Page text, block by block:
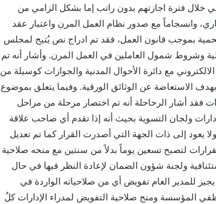
خلال فترة اجازتهم بدون راتب إما بشكل الزامي من
وانسجاماً مع صدور نظام العمل المرن واعتبار عقد
بموجب قانون العمل، فقد تم ادراج نص يُتيح لمجلس
وشروط شمول العاملين في العمل المرن. وأشار أنه تم
مع دائرة الأحوال المدنية والجوازات كوسيلة من
الاستعاضة عن الوثائق الورقية. وفيما يتعلق بموضوع
فقد أشار الرحاحلة أنه تم اختصار مرحلة من مراحل
ولجان التسوية بحيث أنه إذا تقدم أي صاحب علاقة
يعود إلى ذات الجهة التي أصدرت القرار كما تم تعديل
لتصبح تسعين يوماً بدلاً من سنتين مع منحه صلاحية
ولجنة شؤون الضمان لإعادة النظر فيها في حال
للمدير العام تفويض أي من صلاحياته الواردة في
المؤسسة ومنح صلاحية التفويض لمدراء الإدارات كلٌ